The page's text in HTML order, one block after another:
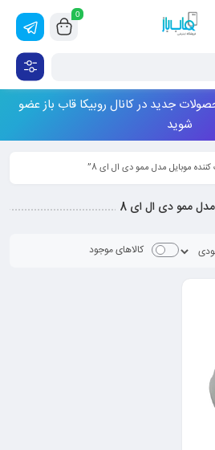
0
جدید در کانال روبیکا قاب باز عضو
شوید
موبایل مدل ممو دی ال ای 8”
ممو دی ال ای 8
کالاهای موجود